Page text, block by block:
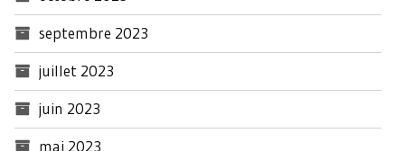
septembre 2023
juillet 2023
juin 2023
mai 2023